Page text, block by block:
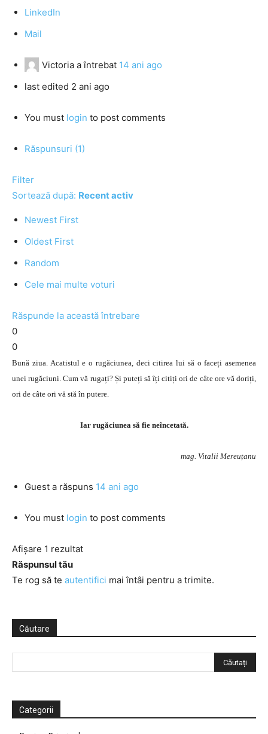
LinkedIn
Mail
Victoria a întrebat 14 ani ago
last edited 2 ani ago
You must login to post comments
Răspunsuri (1)
Filter
Sortează după: Recent activ
Newest First
Oldest First
Random
Cele mai multe voturi
Răspunde la această întrebare
0
0
Bună ziua. Acatistul e o rugăciunea, deci citirea lui să o faceți asemenea
unei rugăciuni. Cum vă rugați? Și puteți să îți citiți ori de câte ore vă doriți,
ori de câte ori vă stă în putere.
Iar rugăciunea să fie neîncetată.
mag. Vitalii Mereuțanu
Guest a răspuns 14 ani ago
You must login to post comments
Afișare 1 rezultat
Răspunsul tău
Te rog să te autentifici mai întâi pentru a trimite.
Căutare
Categorii